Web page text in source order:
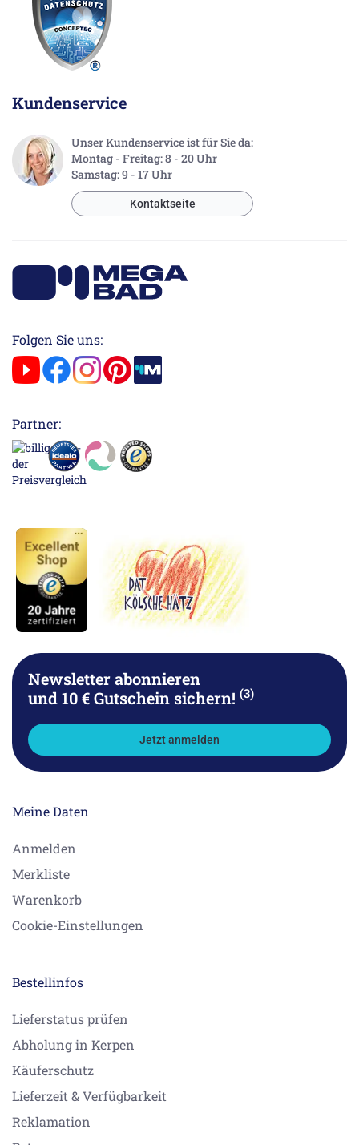
Kundenservice
Unser Kundenservice ist für Sie da:
Montag - Freitag: 8 - 20 Uhr
Samstag: 9 - 17 Uhr
Kontaktseite
Folgen Sie uns:
Partner:
Newsletter abonnieren
und 10 € Gutschein sichern! (3)
Jetzt anmelden
Meine Daten
Anmelden
Merkliste
Warenkorb
Cookie-Einstellungen
Bestellinfos
Lieferstatus prüfen
Abholung in Kerpen
Käuferschutz
Lieferzeit & Verfügbarkeit
Reklamation